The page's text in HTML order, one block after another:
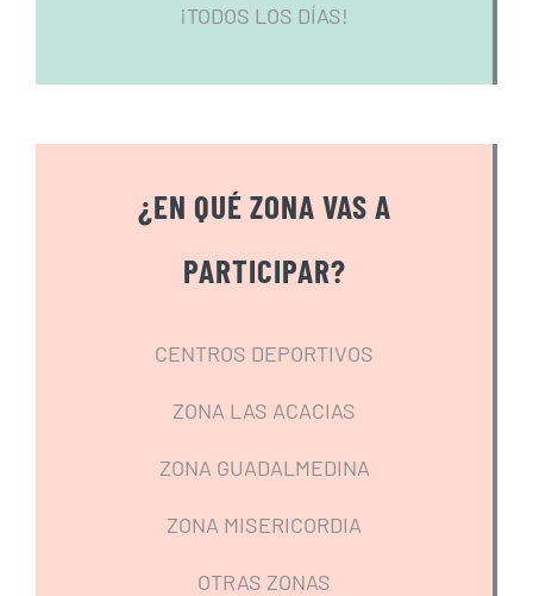
¡TODOS LOS DÍAS!
¿EN QUÉ ZONA VAS A
PARTICIPAR?
CENTROS DEPORTIVOS
ZONA LAS ACACIAS
ZONA GUADALMEDINA
ZONA MISERICORDIA
OTRAS ZONAS